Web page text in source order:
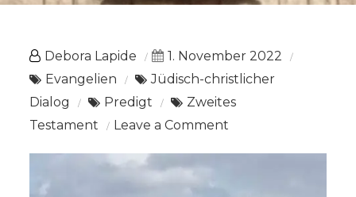
Debora Lapide
1. November 2022
Evangelien
Jüdisch-christlicher
Dialog
Predigt
Zweites
Testament
Leave a Comment